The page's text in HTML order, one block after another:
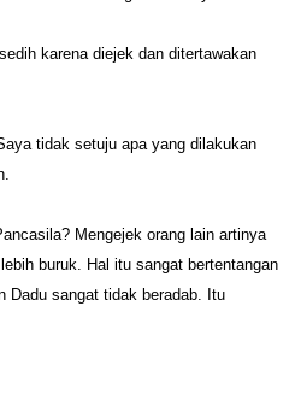
karena diejek dan ditertawakan
tidak setuju apa yang dilakukan
Mengejek orang lain artinya
buruk. Hal itu sangat bertentangan
Dadu sangat tidak beradab. Itu